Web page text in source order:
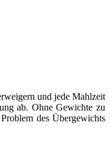
und jede Mahlzeit
ab. Ohne Gewichte zu
des Übergewichts